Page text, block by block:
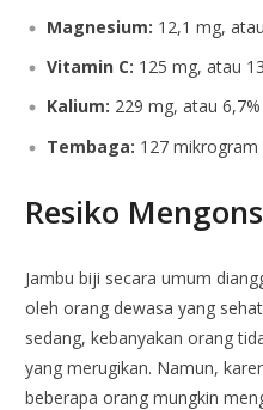
Magnesium: 12,1 mg,
Vitamin C: 125 mg, atau
Kalium: 229 mg, atau
Tembaga: 127 mikrogram
Resiko
Jambu biji secara umum
oleh orang dewasa yang
sedang, kebanyakan orang
yang merugikan. Namun,
beberapa orang mungkin